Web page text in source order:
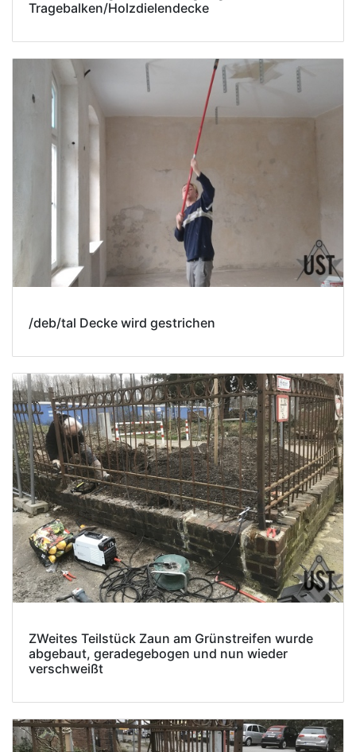
Tragebalken/Holzdielendecke
/deb/tal Decke wird gestrichen
ZWeites Teilstück Zaun am Grünstreifen wurde
abgebaut, geradegebogen und nun wieder
verschweißt